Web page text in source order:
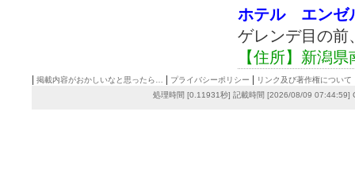
ホテル エンゼ
ゲレンデ目の前
【住所】新潟
| 掲載内容がおかしいなと思ったら… | プライバシーポリシー | リンク及び著作権について
処理時間 [0.11931秒] 記載時間 [2026/08/09 07:44:59]